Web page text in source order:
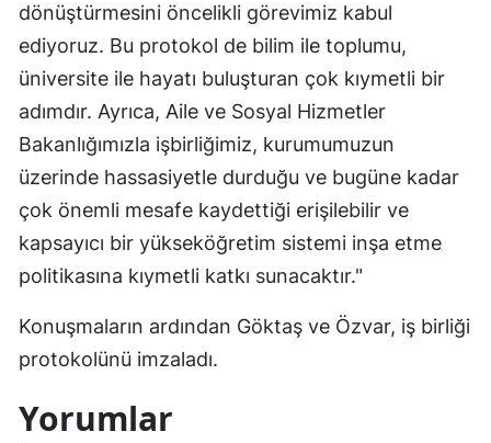
dönüştürmesini öncelikli görevimiz kabul
ediyoruz. Bu protokol de bilim ile toplumu,
üniversite ile hayatı buluşturan çok kıymetli bir
adımdır. Ayrıca, Aile ve Sosyal Hizmetler
Bakanlığımızla işbirliğimiz, kurumumuzun
üzerinde hassasiyetle durduğu ve bugüne kadar
çok önemli mesafe kaydettiği erişilebilir ve
kapsayıcı bir yükseköğretim sistemi inşa etme
politikasına kıymetli katkı sunacaktır."
Konuşmaların ardından Göktaş ve Özvar, iş birliği
protokolünü imzaladı.
Yorumlar